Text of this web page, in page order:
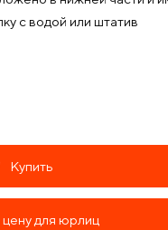
с водой или штатив
Купить
цену для юрлиц